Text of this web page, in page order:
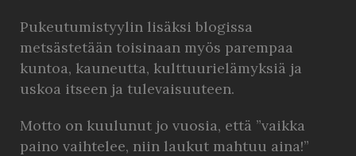
Pukeutumistyylin lisäksi blogissa
metsästetään toisinaan myös parempaa
kuntoa, kauneutta, kulttuurielämyksiä ja
uskoa itseen ja tulevaisuuteen.
Motto on kuulunut jo vuosia, että ”vaikka
paino vaihtelee, niin laukut mahtuu aina!”